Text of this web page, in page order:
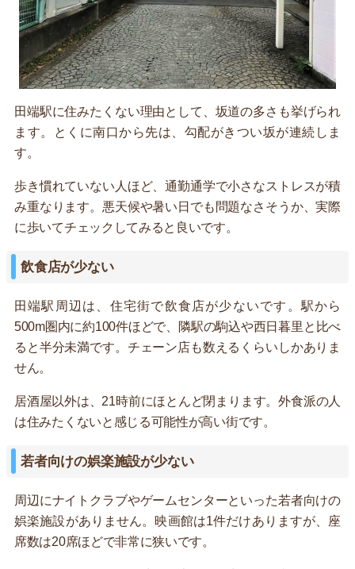
田端駅に住みたくない理由として、坂道の多さも挙げられ
ます。とくに南口から先は、勾配がきつい坂が連続しま
す。
歩き慣れていない人ほど、通勤通学で小さなストレスが積
み重なります。悪天候や暑い日でも問題なさそうか、実際
に歩いてチェックしてみると良いです。
飲食店が少ない
田端駅周辺は、住宅街で飲食店が少ないです。駅から
500m圏内に約100件ほどで、隣駅の駒込や西日暮里と比べ
ると半分未満です。チェーン店も数えるくらいしかありま
せん。
居酒屋以外は、21時前にほとんど閉まります。外食派の人
は住みたくないと感じる可能性が高い街です。
若者向けの娯楽施設が少ない
周辺にナイトクラブやゲームセンターといった若者向けの
娯楽施設がありません。映画館は1件だけありますが、座
席数は20席ほどで非常に狭いです。